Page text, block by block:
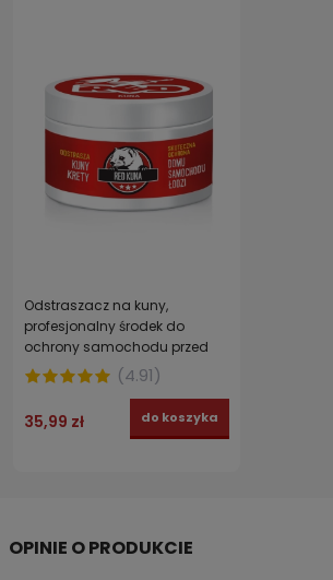
Odstraszacz na kuny,
profesjonalny środek do
ochrony samochodu przed
kunami GĘSTY PŁYN RED KUNA
200 g
(4.91)
35,99 zł do koszyka